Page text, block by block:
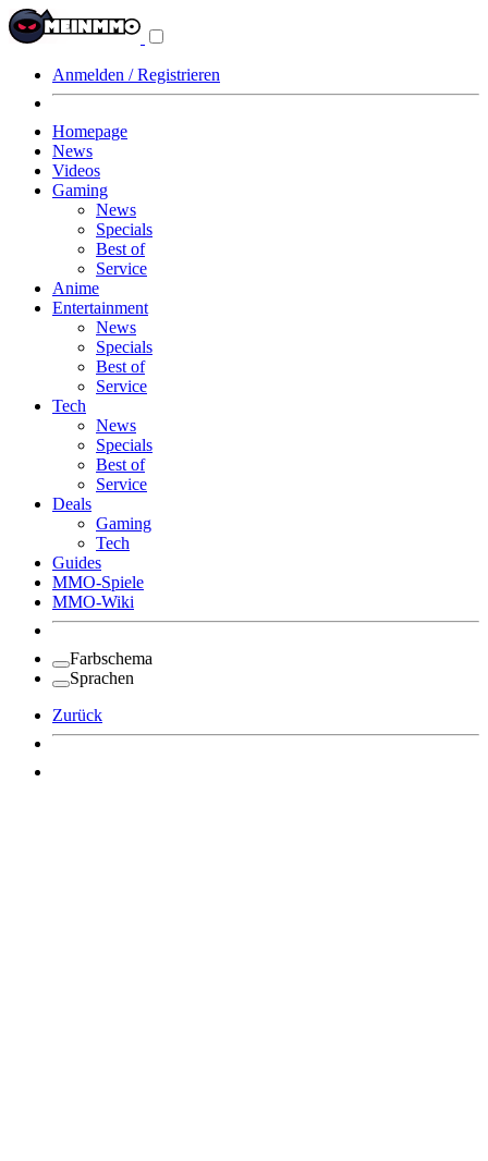
Anmelden / Registrieren
Homepage
News
Videos
Gaming
News
Specials
Best of
Service
Anime
Entertainment
News
Specials
Best of
Service
Tech
News
Specials
Best of
Service
Deals
Gaming
Tech
Guides
MMO-Spiele
MMO-Wiki
Farbschema
Sprachen
Zurück